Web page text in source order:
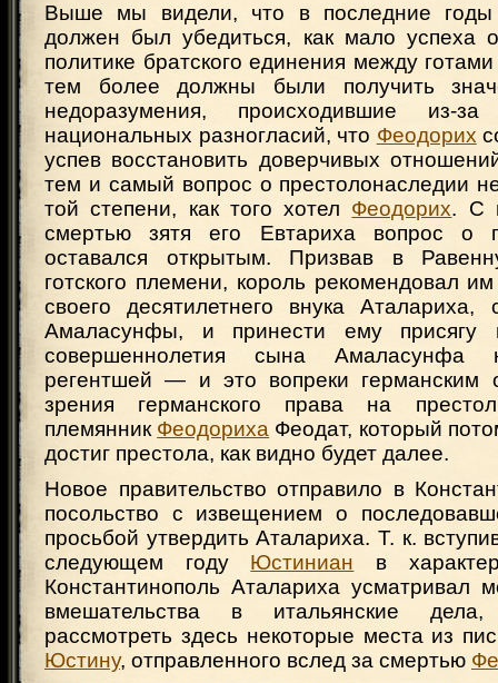
Выше мы видели, что в последние
должен был убедиться, как мало успеха
политике братского единения между
тем более должны были получить
недоразумения, происходившие из-
национальных разногласий, что Феодорих
успев восстановить доверчивых
тем и самый вопрос о престолонаследии
той степени, как того хотел Феодорих. С
смертью зятя его Евтариха вопрос о
оставался открытым. Призвав в
готского племени, король рекомендовал
своего десятилетнего внука
Амаласунфы, и принести ему присягу
совершеннолетия сына Амаласунфа
регентшей — и это вопреки германским
зрения германского права на
племянник Феодориха Феодат, который
достиг престола, как видно будет далее.
Новое правительство отправило в
посольство с извещением о
просьбой утвердить Аталариха. Т. к.
следующем году Юстиниан в
Константинополь Аталариха усматривал
вмешательства в итальянские
рассмотреть здесь некоторые места из
Юстину, отправленного вслед за смертью